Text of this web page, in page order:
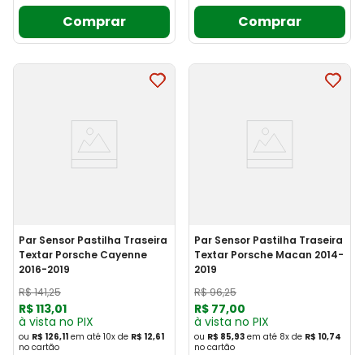
Comprar Comprar
Par Sensor Pastilha Traseira
Textar Porsche Cayenne
2016-2019
R$141,25
R$113,01
à vista no PIX
ou R$ 126,11 em até 10x de R$ 12,61
no cartão
Par Sensor Pastilha Traseira
Textar Porsche Macan 2014-
2019
R$96,25
R$ 77,00
à vista no PIX
ou R$ 85,93 em até 8x de R$ 10,74
no cartão